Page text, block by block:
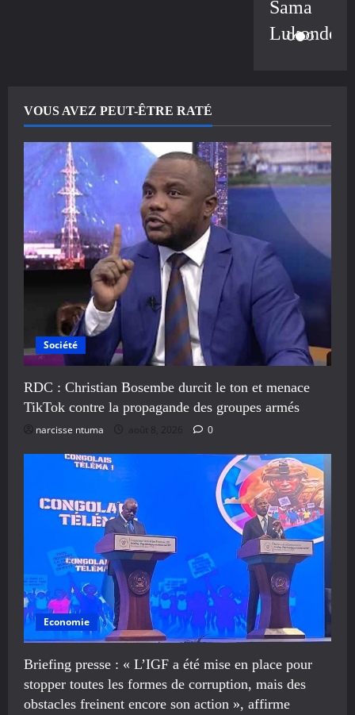
Sama
Lukonde
VOUS AVEZ PEUT-ÊTRE RATÉ
Société
RDC : Christian Bosembe durcit le ton et menace
TikTok contre la propagande des groupes armés
narcisse ntuma août 8, 2026 0
Economie
Briefing presse : « L’IGF a été mise en place pour
stopper toutes les formes de corruption, mais des
obstacles freinent encore son action », affirme